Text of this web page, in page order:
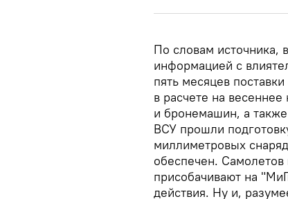
По словам источника,
информацией с
пять месяцев
в расчете на
и бронемашин, а
ВСУ прошли
миллиметровых
обеспечен.
присобачивают на
действия. Ну и,